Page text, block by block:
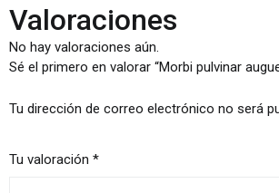
Valoraciones
No hay valoraciones aún.
Sé el primero en valorar “Morbi pulvinar
Tu dirección de correo electrónico no será
Tu valoración *